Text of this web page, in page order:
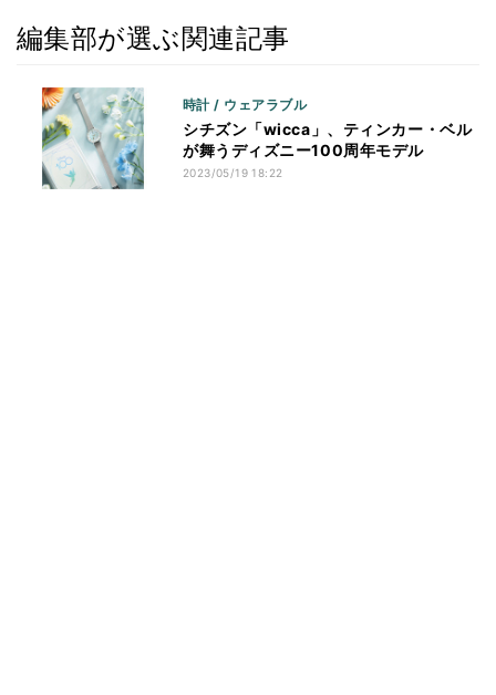
編集部が選ぶ関連記事
時計 / ウェアラブル
シチズン「wicca」、ティンカー・ベル
が舞うディズニー100周年モデル
2023/05/19 18:22